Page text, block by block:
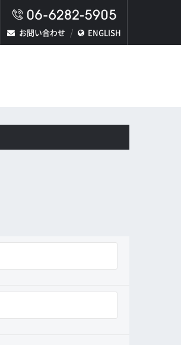
お問い合わせ ENGLISH